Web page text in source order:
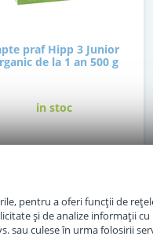
praf Hipp 3 Junior
de la 1 an 500 g
in stoc
Adauga in cos
pentru a oferi funcții de
și de analize informații
sau culese în urma folosirii